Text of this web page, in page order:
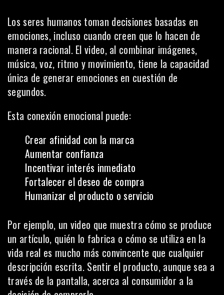
Los seres humanos toman decisiones basadas en
emociones, incluso cuando creen que lo hacen de
manera racional. El video, al combinar imágenes,
música, voz, ritmo y movimiento, tiene la capacidad
única de generar emociones en cuestión de
segundos.
Esta conexión emocional puede:
Crear afinidad con la marca
Aumentar confianza
Incentivar interés inmediato
Fortalecer el deseo de compra
Humanizar el producto o servicio
Por ejemplo, un video que muestra cómo se produce
un artículo, quién lo fabrica o cómo se utiliza en la
vida real es mucho más convincente que cualquier
descripción escrita. Sentir el producto, aunque sea a
través de la pantalla, acerca al consumidor a la